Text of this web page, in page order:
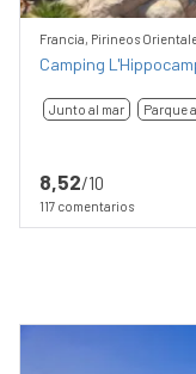
Francia, Pirineos
Camping
Junto al mar Parque
8,52/10
117 comentarios